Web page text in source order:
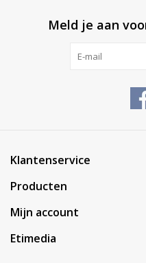
Meld je aan
Klantenservice
Producten
Mijn account
Etimedia